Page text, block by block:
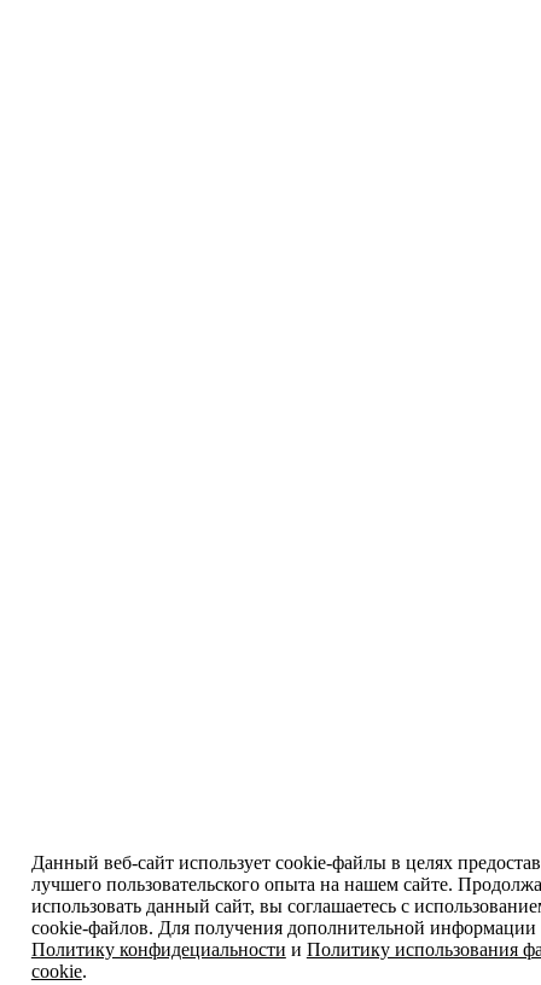
Данный веб-сайт использует cookie-файлы в целях
лучшего пользовательского опыта на нашем сайте.
использовать данный сайт, вы соглашаетесь с
cookie-файлов. Для получения дополнительной информации
Политику конфидециальности и Политику использования
cookie.